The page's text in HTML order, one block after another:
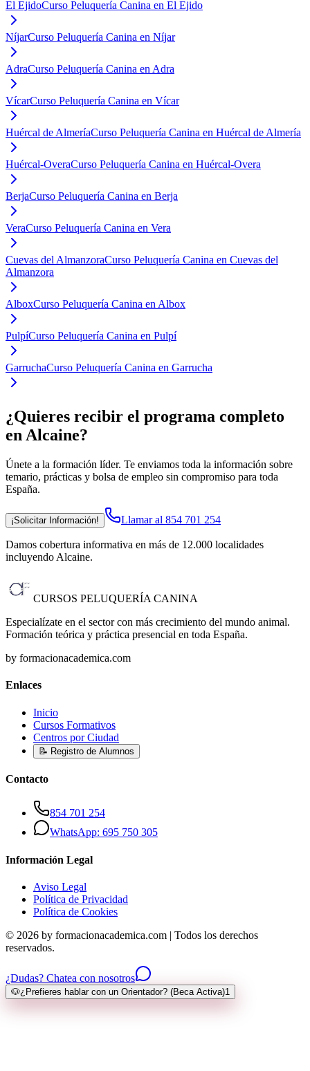
El EjidoCurso Peluquería Canina en El Ejido
NíjarCurso Peluquería Canina en Níjar
AdraCurso Peluquería Canina en Adra
VícarCurso Peluquería Canina en Vícar
Huércal de AlmeríaCurso Peluquería Canina en Huércal de Almería
Huércal-OveraCurso Peluquería Canina en Huércal-Overa
BerjaCurso Peluquería Canina en Berja
VeraCurso Peluquería Canina en Vera
Cuevas del AlmanzoraCurso Peluquería Canina en Cuevas del
Almanzora
AlboxCurso Peluquería Canina en Albox
PulpíCurso Peluquería Canina en Pulpí
GarruchaCurso Peluquería Canina en Garrucha
¿Quieres recibir el programa completo
en Alcaine?
Únete a la formación líder. Te enviamos toda la información sobre
temario, prácticas y bolsa de empleo sin compromiso para toda
España.
¡Solicitar Información! Llamar al 854 701 254
Damos cobertura informativa en más de 12.000 localidades
incluyendo Alcaine.
CURSOS PELUQUERÍA CANINA
Especialízate en el sector con más crecimiento del mundo animal.
Formación teórica y práctica presencial en toda España.
by formacionacademica.com
Enlaces
Inicio
Cursos Formativos
Centros por Ciudad
📝 Registro de Alumnos
Contacto
854 701 254
WhatsApp: 695 750 305
Información Legal
Aviso Legal
Política de Privacidad
Política de Cookies
© 2026 by formacionacademica.com | Todos los derechos
reservados.
¿Dudas? Chatea con nosotros
🐶¿Prefieres hablar con un Orientador? (Beca Activa)1